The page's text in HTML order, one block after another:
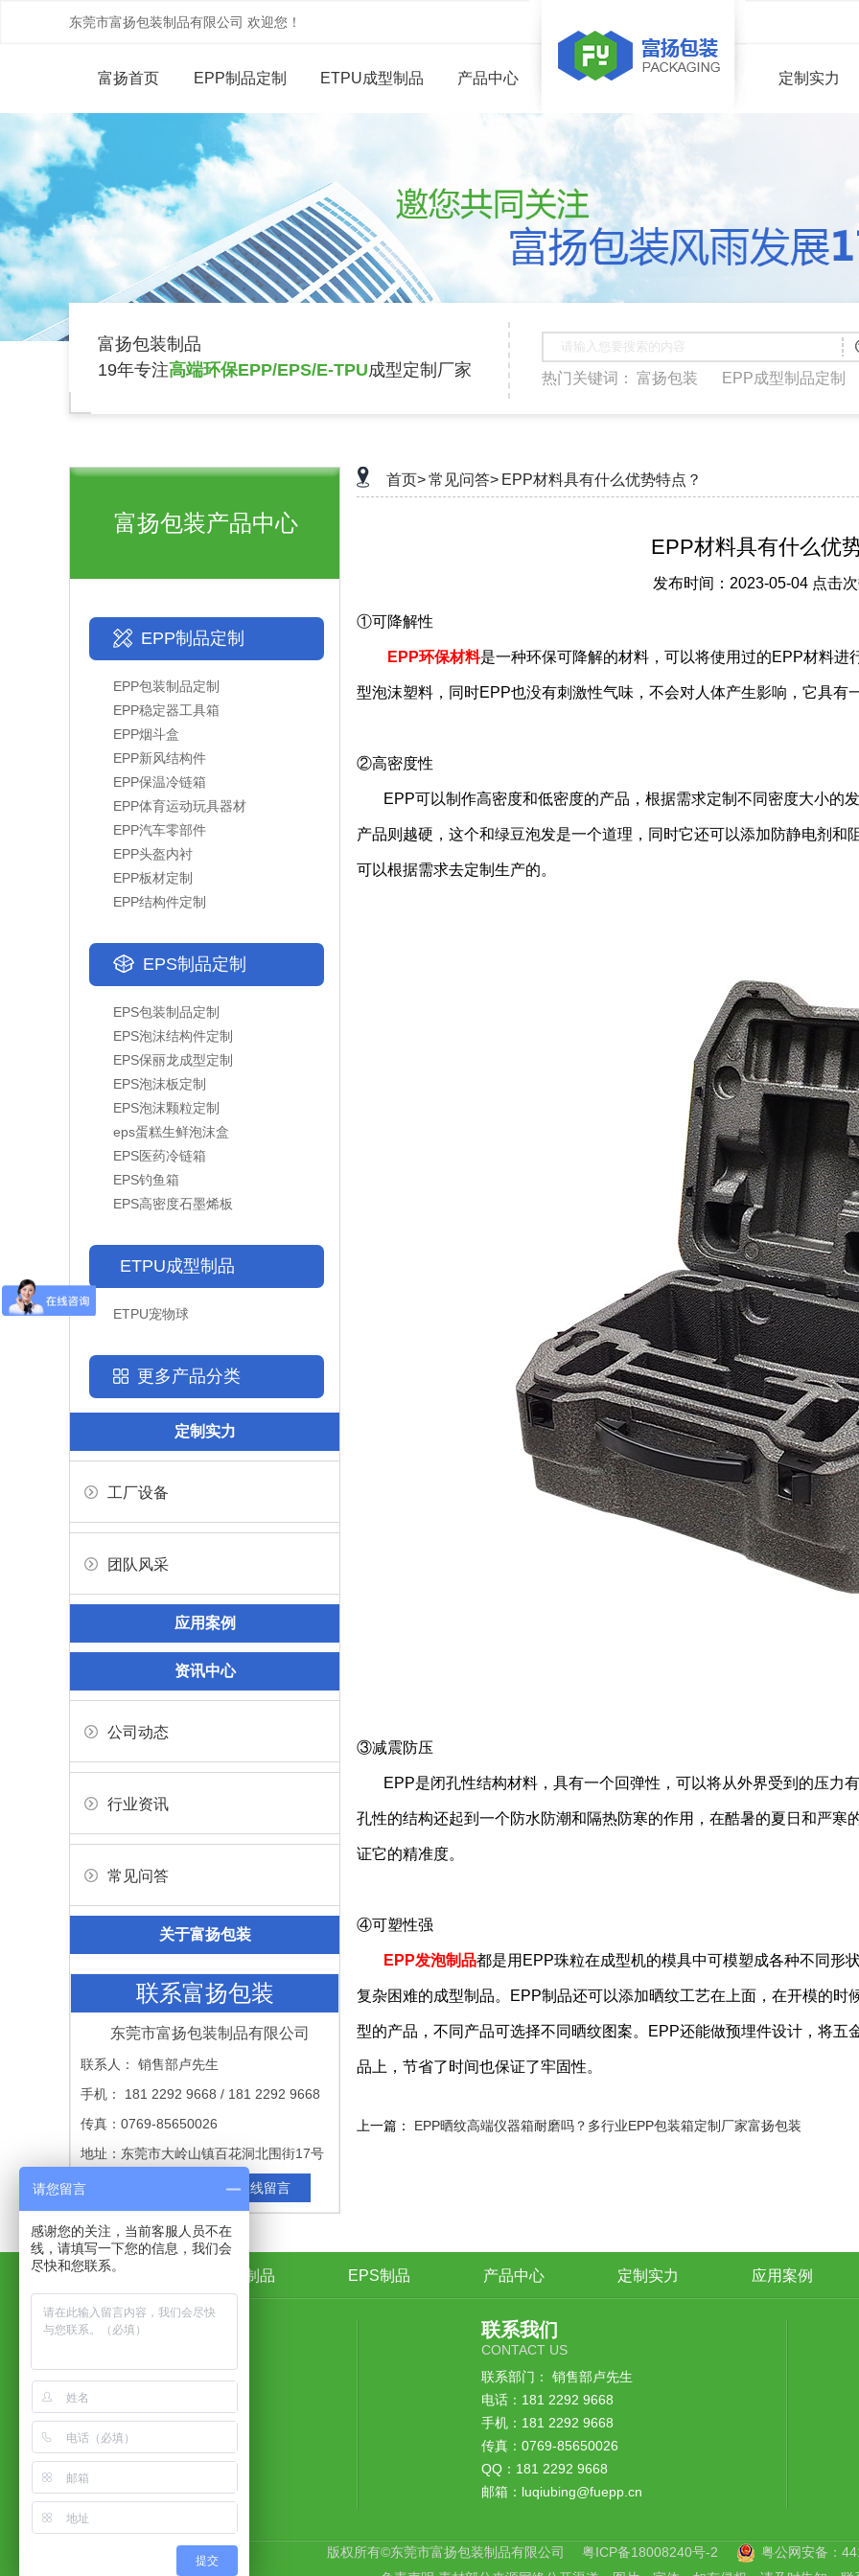
东莞市富扬包装制品有限公司 欢迎您！
富扬首页 EPP制品定制 ETPU成型制品 产品中心 定制实力
富扬包装制品
19年专注高端环保EPP/EPS/E-TPU成型定制厂家 热门关键词： 富扬包装 EPP成型制品定制
富扬包装产品中心
EPP制品定制
EPP包装制品定制
EPP稳定器工具箱
EPP烟斗盒
EPP新风结构件
EPP保温冷链箱
EPP体育运动玩具器材
EPP汽车零部件
EPP头盔内衬
EPP板材定制
EPP结构件定制
EPS制品定制
EPS包装制品定制
EPS泡沫结构件定制
EPS保丽龙成型定制
EPS泡沫板定制
EPS泡沫颗粒定制
eps蛋糕生鲜泡沫盒
EPS医药冷链箱
EPS钓鱼箱
EPS高密度石墨烯板
ETPU成型制品
ETPU宠物球
更多产品分类
定制实力
工厂设备
团队风采
应用案例
资讯中心
公司动态
行业资讯
常见问答
关于富扬包装
联系富扬包装
东莞市富扬包装制品有限公司
联系人： 销售部卢先生
手机： 181 2292 9668 / 181 2292 9668
传真：0769-85650026
地址：东莞市大岭山镇百花洞北围街17号
在线留言
首页>常见问答> EPP材料具有什么优势特点？
EPP材料具有什么优
发布时间：2023-05-04 点击
①可降解性
EPP环保材料是一种环保可降解的材料，可以将使用过的EPP材料
型泡沫塑料，同时EPP也没有刺激性气味，不会对人体产生影响，它具有
②高密度性
EPP可以制作高密度和低密度的产品，根据需求定制不同密度大小的
产品则越硬，这个和绿豆泡发是一个道理，同时它还可以添加防静电剂
可以根据需求去定制生产的。
③减震防压
EPP是闭孔性结构材料，具有一个回弹性，可以将从外界受到的压力
孔性的结构还起到一个防水防潮和隔热防寒的作用，在酷暑的夏日和严寒
证它的精准度。
④可塑性强
EPP发泡制品都是用EPP珠粒在成型机的模具中可模塑成各种不同形
复杂困难的成型制品。EPP制品还可以添加晒纹工艺在上面，在开模的
型的产品，不同产品可选择不同晒纹图案。EPP还能做预埋件设计，将
品上，节省了时间也保证了牢固性。
上一篇： EPP晒纹高端仪器箱耐磨吗？多行业EPP包装箱定制厂家富扬包装
富扬首页 EPP制品 EPS制品 产品中心 定制实力 应用案例
联系富扬
友情链接
富扬阿里店铺鑫安包装制品
有限公司
联系我们
CONTACT US
联系部门： 销售部卢先生
电话：181 2292 9668
手机：181 2292 9668
传真：0769-85650026
QQ：181 2292 9668
邮箱：luqiubing@fuepp.cn
版权所有©东莞市富扬包装制品有限公司 粤ICP备18008240号-2
粤公网安备：
请您留言
感谢您的关注，当前客服人员不在
线，请填写一下您的信息，我们会
尽快和您联系。
提交